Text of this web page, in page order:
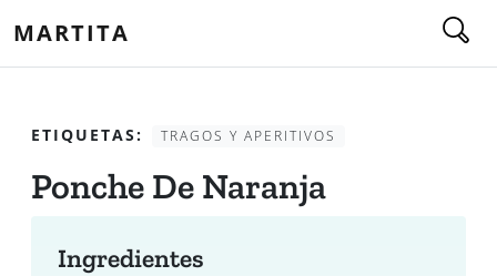
MARTITA
ETIQUETAS: TRAGOS Y APERITIVOS
Ponche De Naranja
Ingredientes